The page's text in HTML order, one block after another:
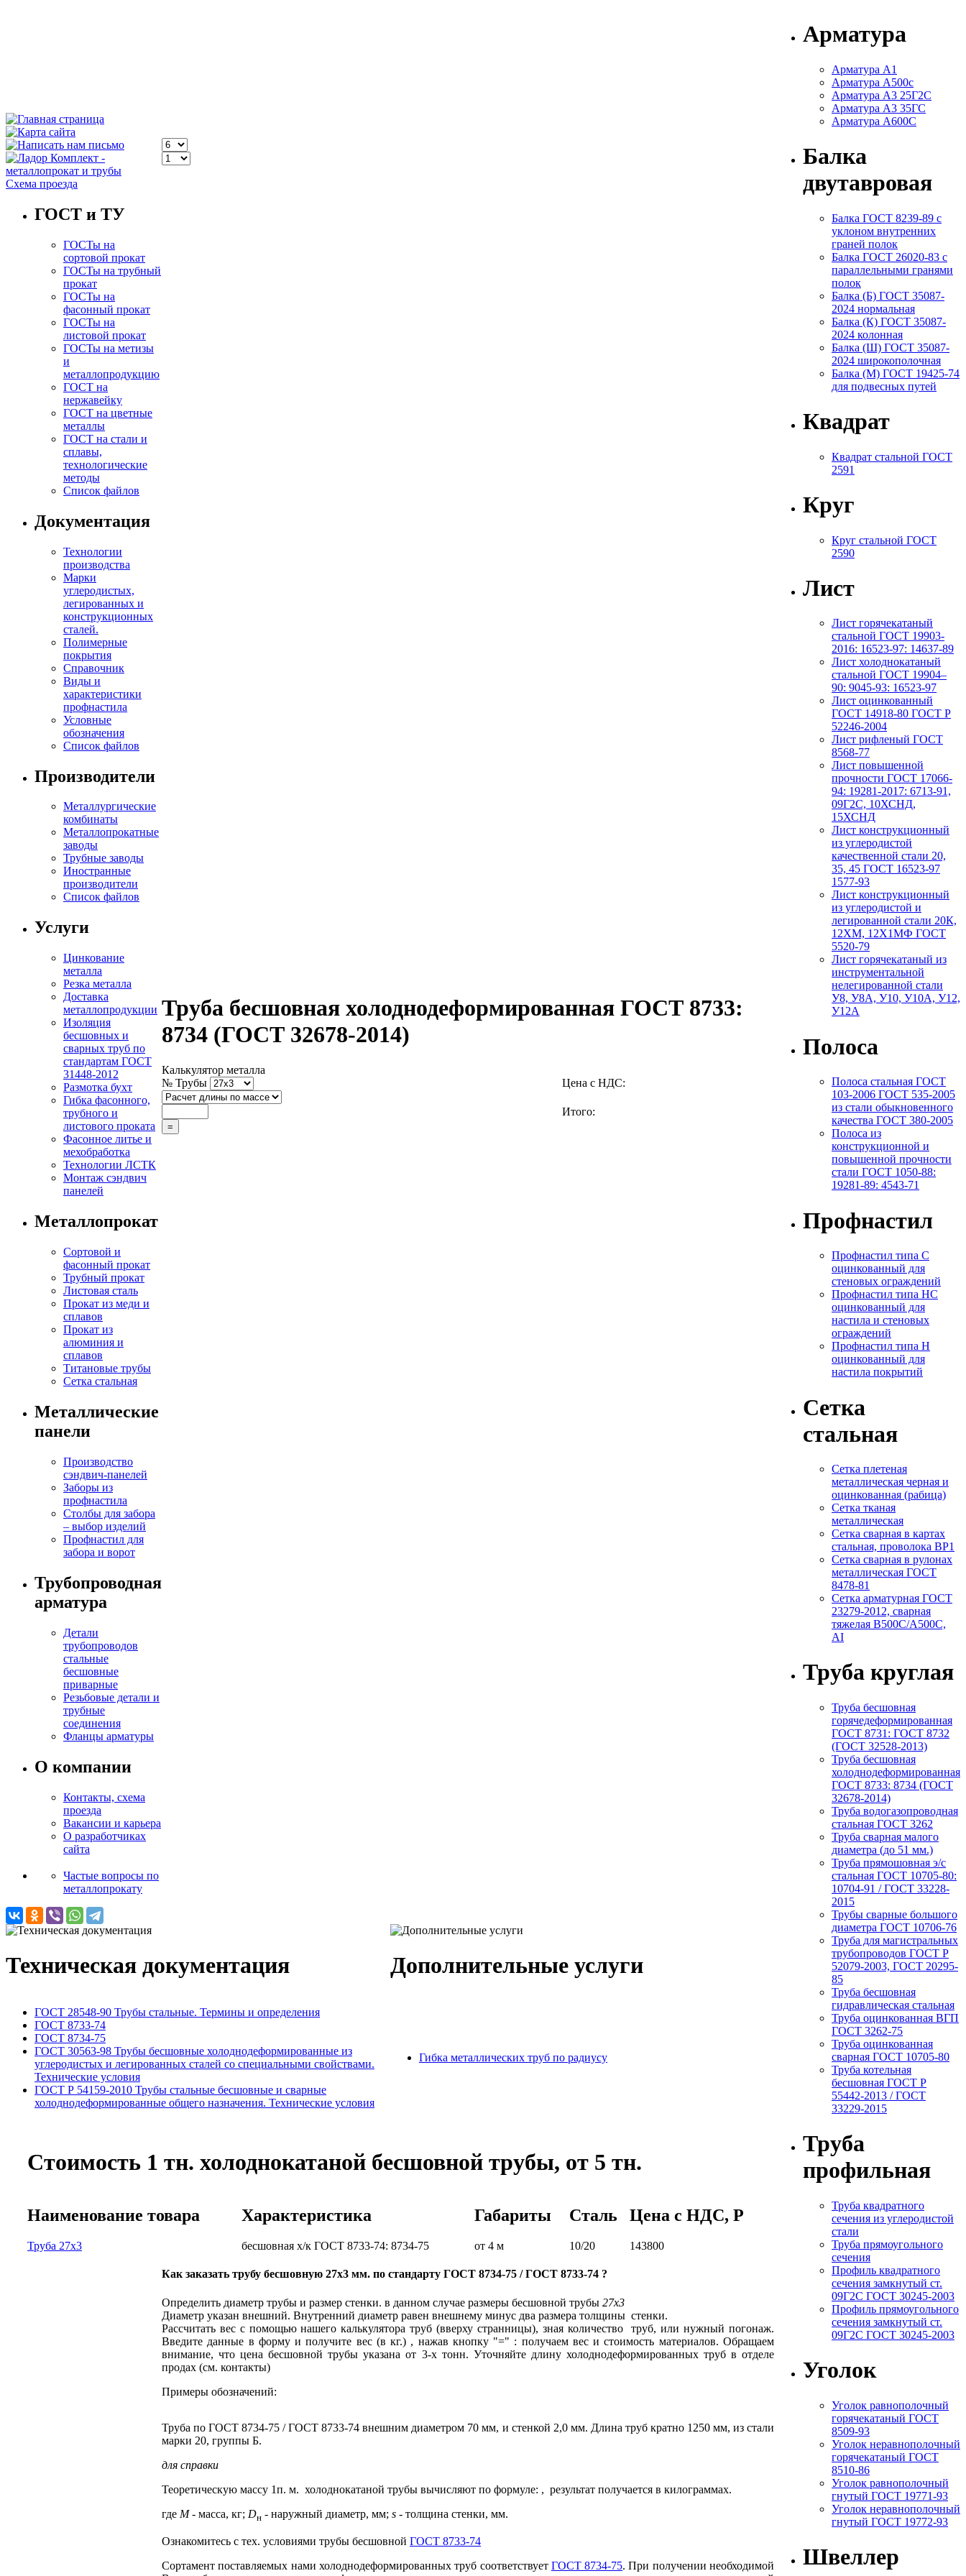
Схема проезда
ГОСТ и ТУ
ГОСТы на
сортовой прокат
ГОСТы на трубный
прокат
ГОСТы на
фасонный прокат
ГОСТы на
листовой прокат
ГОСТы на метизы
и
металлопродукцию
ГОСТ на
нержавейку
ГОСТ на цветные
металлы
ГОСТ на стали и
сплавы,
технологические
методы
Список файлов
Документация
Технологии
производства
Марки
углеродистых,
легированных и
конструкционных
сталей.
Полимерные
покрытия
Справочник
Виды и
характеристики
профнастила
Условные
обозначения
Список файлов
Производители
Металлургические
комбинаты
Металлопрокатные
заводы
Трубные заводы
Иностранные
производители
Список файлов
Услуги
Цинкование
металла
Резка металла
Доставка
металлопродукции
Изоляция
бесшовных и
сварных труб по
стандартам ГОСТ
31448-2012
Размотка бухт
Гибка фасонного,
трубного и
листового проката
Фасонное литье и
мехобработка
Технологии ЛСТК
Монтаж сэндвич
панелей
Металлопрокат
Сортовой и
фасонный прокат
Трубный прокат
Листовая сталь
Прокат из меди и
сплавов
Прокат из
алюминия и
сплавов
Титановые трубы
Сетка стальная
Металлические
панели
Производство
сэндвич-панелей
Заборы из
профнастила
Столбы для забора
– выбор изделий
Профнастил для
забора и ворот
Трубопроводная
арматура
Детали
трубопроводов
стальные
бесшовные
приварные
Резьбовые детали и
трубные
соединения
Фланцы арматуры
О компании
Контакты, схема
проезда
Вакансии и карьера
О разработчиках
сайта
Частые вопросы по
металлопрокату
Труба бесшовная холоднодеформированная ГОСТ 8733:
8734 (ГОСТ 32678-2014)
Калькулятор металла
№ Трубы
Цена с НДС:
Итого:
Техническая документация Дополнительные услуги
ГОСТ 28548-90 Трубы стальные. Термины и определения
ГОСТ 8733-74
ГОСТ 8734-75
ГОСТ 30563-98 Трубы бесшовные холоднодеформированные из
углеродистых и легированных сталей со специальными свойствами.
Технические условия
ГОСТ Р 54159-2010 Трубы стальные бесшовные и сварные
холоднодеформированные общего назначения. Технические условия
Гибка металлических труб по радиусу
Стоимость 1 тн. холоднокатаной бесшовной трубы, от 5 тн.
Наименование товара Характеристика Габариты Сталь Цена c НДС, Р
Труба 27x3 бесшовная х/к ГОСТ 8733-74: 8734-75 от 4 м 10/20 143800
Как заказать трубу бесшовную 27x3 мм. по стандарту ГОСТ 8734-75 / ГОСТ 8733-74 ?
Определить диаметр трубы и размер стенки. в данном случае размеры бесшовной трубы 27x3
Диаметр указан внешний. Внутренний диаметр равен внешнему минус два размера толщины стенки.
Рассчитать вес с помощью нашего калькулятора труб (вверху странницы), зная количество труб, или нужный погонаж.
Введите данные в форму и получите вес (в кг.) , нажав кнопку "=" : получаем вес и стоимость материалов. Обращаем
внимание, что цена бесшовной трубы указана от 3-х тонн. Уточняйте длину холоднодеформированных труб в отделе
продах (см. контакты)
Примеры обозначений:
Труба по ГОСТ 8734-75 / ГОСТ 8733-74 внешним диаметром 70 мм, и стенкой 2,0 мм. Длина труб кратно 1250 мм, из стали
марки 20, группы Б.
для справки
Теоретическую массу 1п. м. холоднокатаной трубы вычисляют по формуле: , результат получается в килограммах.
где М - масса, кг; Dн - наружный диаметр, мм; s - толщина стенки, мм.
Ознакомитесь с тех. условиями трубы бесшовной ГОСТ 8733-74
Сортамент поставляемых нами холоднодеформированных труб соответствует ГОСТ 8734-75. При получении необходимой
Арматура
Арматура А1
Арматура А500с
Арматура А3 25Г2С
Арматура А3 35ГС
Арматура А600С
Балка
двутавровая
Балка ГОСТ 8239-89 с
уклоном внутренних
граней полок
Балка ГОСТ 26020-83 с
параллельными гранями
полок
Балка (Б) ГОСТ 35087-
2024 нормальная
Балка (К) ГОСТ 35087-
2024 колонная
Балка (Ш) ГОСТ 35087-
2024 широкополочная
Балка (М) ГОСТ 19425-74
для подвесных путей
Квадрат
Квадрат стальной ГОСТ
2591
Круг
Круг стальной ГОСТ
2590
Лист
Лист горячекатаный
стальной ГОСТ 19903-
2016: 16523-97: 14637-89
Лист холоднокатаный
стальной ГОСТ 19904–
90: 9045-93: 16523-97
Лист оцинкованный
ГОСТ 14918-80 ГОСТ Р
52246-2004
Лист рифленый ГОСТ
8568-77
Лист повышенной
прочности ГОСТ 17066-
94: 19281-2017: 6713-91,
09Г2С, 10ХСНД,
15ХСНД
Лист конструкционный
из углеродистой
качественной стали 20,
35, 45 ГОСТ 16523-97
1577-93
Лист конструкционный
из углеродистой и
легированной стали 20К,
12ХМ, 12Х1МФ ГОСТ
5520-79
Лист горячекатаный из
инструментальной
нелегированной стали
У8, У8А, У10, У10А, У12,
У12А
Полоса
Полоса стальная ГОСТ
103-2006 ГОСТ 535-2005
из стали обыкновенного
качества ГОСТ 380-2005
Полоса из
конструкционной и
повышенной прочности
стали ГОСТ 1050-88:
19281-89: 4543-71
Профнастил
Профнастил типа С
оцинкованный для
стеновых ограждений
Профнастил типа НС
оцинкованный для
настила и стеновых
ограждений
Профнастил типа Н
оцинкованный для
настила покрытий
Сетка
стальная
Сетка плетеная
металлическая черная и
оцинкованная (рабица)
Сетка тканая
металлическая
Сетка сварная в картах
стальная, проволока ВР1
Сетка сварная в рулонах
металлическая ГОСТ
8478-81
Сетка арматурная ГОСТ
23279-2012, сварная
тяжелая В500С/А500С,
АI
Труба круглая
Труба бесшовная
горячедеформированная
ГОСТ 8731: ГОСТ 8732
(ГОСТ 32528-2013)
Труба бесшовная
холоднодеформированная
ГОСТ 8733: 8734 (ГОСТ
32678-2014)
Труба водогазопроводная
стальная ГОСТ 3262
Труба сварная малого
диаметра (до 51 мм.)
Труба прямошовная э/с
стальная ГОСТ 10705-80:
10704-91 / ГОСТ 33228-
2015
Трубы сварные большого
диаметра ГОСТ 10706-76
Труба для магистральных
трубопроводов ГОСТ Р
52079-2003, ГОСТ 20295-
85
Труба бесшовная
гидравлическая стальная
Труба оцинкованная ВГП
ГОСТ 3262-75
Труба оцинкованная
сварная ГОСТ 10705-80
Труба котельная
бесшовная ГОСТ Р
55442-2013 / ГОСТ
33229-2015
Труба
профильная
Труба квадратного
сечения из углеродистой
стали
Труба прямоугольного
сечения
Профиль квадратного
сечения замкнутый ст.
09Г2С ГОСТ 30245-2003
Профиль прямоугольного
сечения замкнутый ст.
09Г2С ГОСТ 30245-2003
Уголок
Уголок равнополочный
горячекатаный ГОСТ
8509-93
Уголок неравнополочный
горячекатаный ГОСТ
8510-86
Уголок равнополочный
гнутый ГОСТ 19771-93
Уголок неравнополочный
гнутый ГОСТ 19772-93
Швеллер